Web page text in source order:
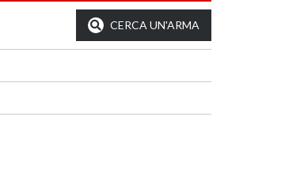
CERCA UN'ARMA